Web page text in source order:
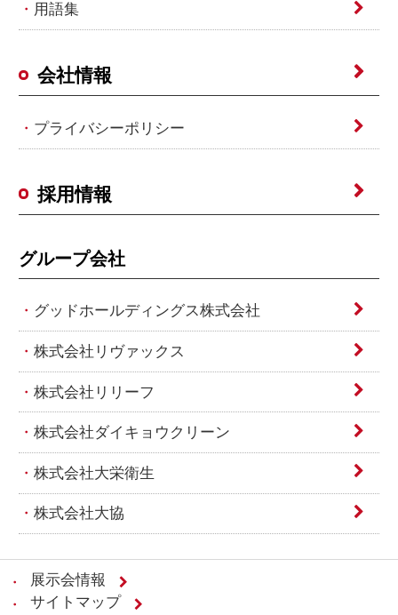
用語集
会社情報
プライバシーポリシー
採用情報
グループ会社
グッドホールディングス株式会社
株式会社リヴァックス
株式会社リリーフ
株式会社ダイキョウクリーン
株式会社大栄衛生
株式会社大協
展示会情報
サイトマップ